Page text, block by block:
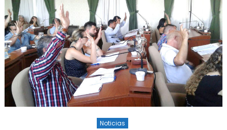
Noticias